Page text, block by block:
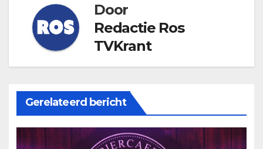
Door
Redactie Ros
TVKrant
Gerelateerd bericht